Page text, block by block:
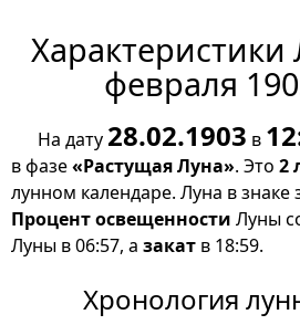
февраля
На дату 28.02.1903 в
в фазе«Растущая Луна». Это 2
лунном календаре. Луна в знаке
Процент освещенности Луны
Луны в 06:57, а закат в 18:59.
Хронология